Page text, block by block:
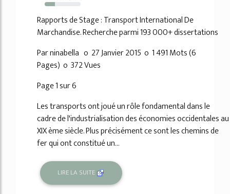
28%
Rapports de Stage : Transport International De
Marchandise. Recherche parmi 193 000+ dissertations
Par ninabella o 27 Janvier 2015 o 1 491 Mots (6
Pages) o 372 Vues
Page 1 sur 6
Les transports ont joué un rôle fondamental dans le
cadre de l'industrialisation des économies occidentales au
XIX ème siècle. Plus précisément ce sont les chemins de
fer qui ont constitué un...
LIRE LA SUITE